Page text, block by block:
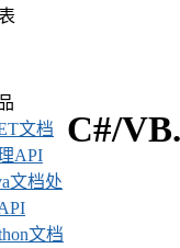
C#/
文档
API
文档处
文档